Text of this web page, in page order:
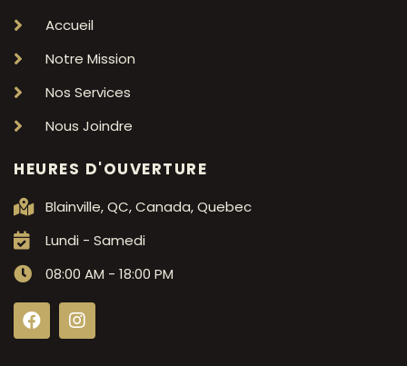
Accueil
Notre Mission
Nos Services
Nous Joindre
HEURES D'OUVERTURE
Blainville, QC, Canada, Quebec
Lundi - Samedi
08:00 AM - 18:00 PM